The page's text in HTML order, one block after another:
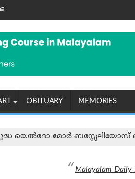
പരിക്കേറ്റു; അഞ്ച് വയസ്സുള്ള
‘എന്തുകൊണ്ടാണ് ജനറൽ ഇസഡ്
OBITUARY MEMORIES
യെല്‍ദോ മോര്‍ ബസ്സേലിയോസ്
Malayalam Daily